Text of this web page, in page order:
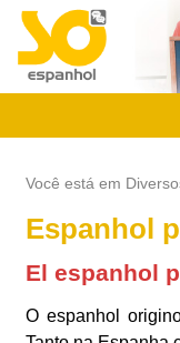
Você está em
Espanhol
El espanhol
O espanhol